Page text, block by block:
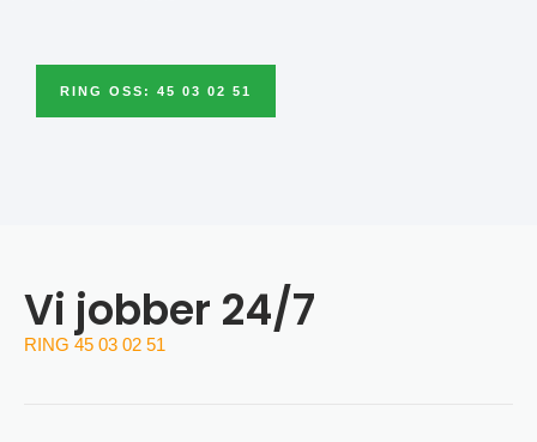
RING OSS: 45 03 02 51
Vi jobber 24/7
RING 45 03 02 51